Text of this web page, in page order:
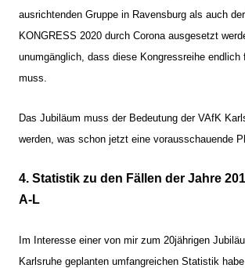
ausrichtenden Gruppe in Ravensburg als auch
KONGRESS 2020 durch Corona ausgesetzt
unumgänglich, dass diese Kongressreihe endlich
muss.
Das Jubiläum muss der Bedeutung der VAfK
werden, was schon jetzt eine vorausschauende
4. Statistik zu den Fällen der Jahre
A-L
Im Interesse einer von mir zum 20jährigen
Karlsruhe geplanten umfangreichen Statistik